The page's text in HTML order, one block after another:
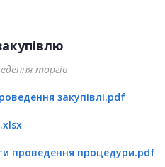
торгів
закупівлі.pdf
проведення процедури.pdf